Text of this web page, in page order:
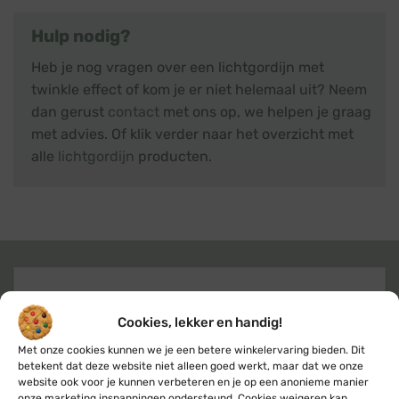
Cookies, lekker en handig!
Met onze cookies kunnen we je een betere winkelervaring bieden. Dit
betekent dat deze website niet alleen goed werkt, maar dat we onze
website ook voor je kunnen verbeteren en je op een anonieme manier
Hulp nodig?
Heb je nog vragen over een lichtgordijn met
twinkle effect of kom je er niet helemaal uit? Neem
dan gerust contact met ons op, we helpen je graag
met advies. Of klik verder naar het overzicht met
alle lichtgordijn producten.
voor heel Nederland & België